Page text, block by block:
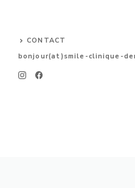
CONTACT
bonjour(at)smile-clinique-